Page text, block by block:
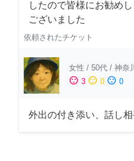
したので皆様にお勧め
ございました
依頼されたチケット
女性 / 50代 / 神奈
sentiment_satisfied 3 sentiment_neutral 0 sentiment_dissatisfied 0
外出の付き添い、話し